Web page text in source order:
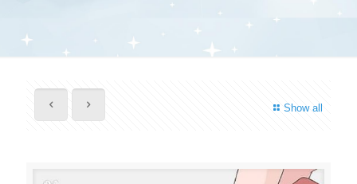
Show all